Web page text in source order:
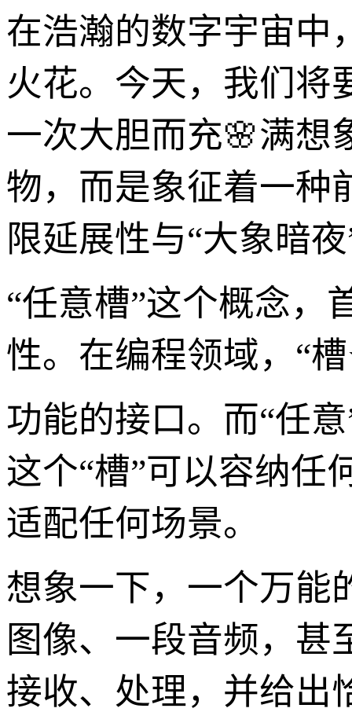
在浩瀚的数字宇宙中
火花。今天，我们
一次大胆而充🌸满想
物，而是象征着一种
限延展性与“大象暗
“任意槽”这个概念，
性。在编程领域，“
功能的接口。而“任
这个“槽”可以容纳任
适配任何场景。
想象一下，一个万能
图像、一段音频，甚
接收、处理，并给出